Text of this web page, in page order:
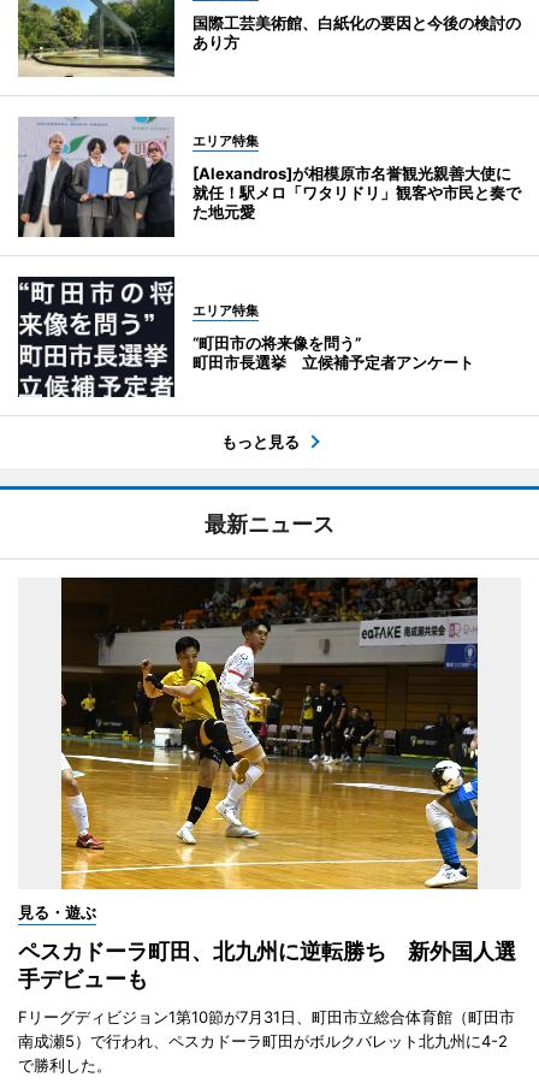
国際工芸美術館、白紙化の要因と今後の検討の
あり方
エリア特集
[Alexandros]が相模原市名誉観光親善大使に
就任！駅メロ「ワタリドリ」観客や市民と奏で
た地元愛
エリア特集
“町田市の将来像を問う”
町田市長選挙 立候補予定者アンケート
もっと見る
最新ニュース
見る・遊ぶ
ペスカドーラ町田、北九州に逆転勝ち 新外国人選
手デビューも
Fリーグディビジョン1第10節が7月31日、町田市立総合体育館（町田市
南成瀬5）で行われ、ペスカドーラ町田がボルクバレット北九州に4-2
で勝利した。